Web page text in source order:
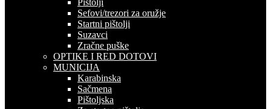
Pištolji
Sefovi/trezori za oružje
Startni pištolji
Suzavci
Zračne puške
OPTIKE I RED DOTOVI
MUNICIJA
Karabinska
Sačmena
Pištoljska